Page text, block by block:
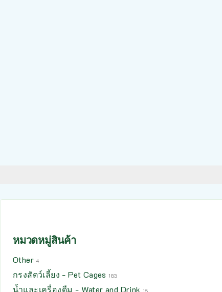
หมวดหมู่สินค้า
Other 4
กรงสัตว์เลี้ยง - Pet Cages 183
น้ำและเครื่องดืม - Water and Drink 18